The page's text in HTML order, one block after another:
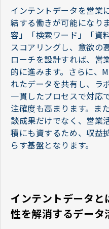
インテントデータを営業
結する働きが可能になり
容」「検索ワード」「資
スコアリングし、意欲の
ローチを設計すれば、営
的に進みます。さらに、
れたデータを共有し、ラ
一貫したプロセスで対応
注確度も高まります。ま
談成果だけでなく、営業
積にも資するため、収益
らす基盤となります。
インテントデータ
性を解消するデータ